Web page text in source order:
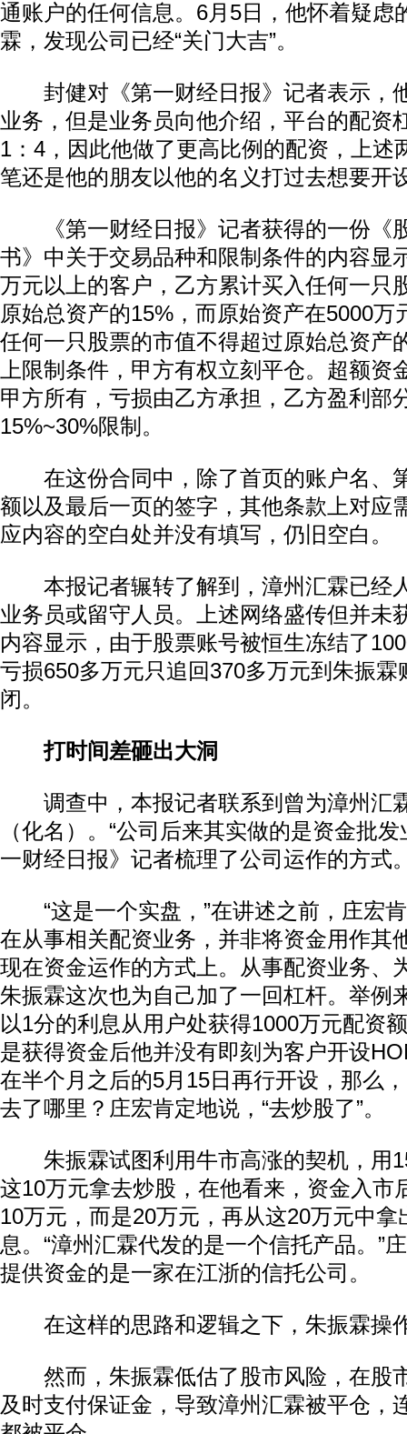
通账户的任何信息。6月5日，他怀着疑虑
霖，发现公司已经“关门大吉”。
封健对《第一财经日报》记者表示，
业务，但是业务员向他介绍，平台的配资
1：4，因此他做了更高比例的配资，上述
笔还是他的朋友以他的名义打过去想要开
《第一财经日报》记者获得的一份《
书》中关于交易品种和限制条件的内容显
万元以上的客户，乙方累计买入任何一只
原始总资产的15%，而原始资产在5000万
任何一只股票的市值不得超过原始总资产
上限制条件，甲方有权立刻平仓。超额资
甲方所有，亏损由乙方承担，乙方盈利部
15%~30%限制。
在这份合同中，除了首页的账户名、
额以及最后一页的签字，其他条款上对应
应内容的空白处并没有填写，仍旧空白。
本报记者辗转了解到，漳州汇霖已经
业务员或留守人员。上述网络盛传但并未
内容显示，由于股票账号被恒生冻结了
亏损650多万元只追回370多万元到朱振霖
闭。
打时间差砸出大洞
调查中，本报记者联系到曾为漳州汇
（化名）。“公司后来其实做的是资金批
一财经日报》记者梳理了公司运作的方式
“这是一个实盘，”在讲述之前，庄宏
在从事相关配资业务，并非将资金用作其
现在资金运作的方式上。从事配资业务、
朱振霖这次也为自己加了一回杠杆。举例
以1分的利息从用户处获得1000万元配资
是获得资金后他并没有即刻为客户开设
在半个月之后的5月15日再行开设，那么
去了哪里？庄宏肯定地说，“去炒股了”。
朱振霖试图利用牛市高涨的契机，用
这10万元拿去炒股，在他看来，资金入市
10万元，而是20万元，再从这20万元中拿
息。“漳州汇霖代发的是一个信托产品。”
提供资金的是一家在江浙的信托公司。
在这样的思路和逻辑之下，朱振霖操
然而，朱振霖低估了股市风险，在股
及时支付保证金，导致漳州汇霖被平仓，
动物系恋人啊 | 钟欣潼体验爱情哲学